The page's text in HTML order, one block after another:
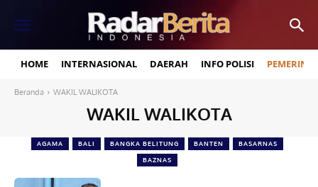
HOME INTERNASIONAL DAERAH INFO POLISI
Beranda WAKIL WALIKOTA
WAKIL WALIKOTA
AGAMA BALI BANGKA BELITUNG BANTEN BASARNAS
BAZNAS